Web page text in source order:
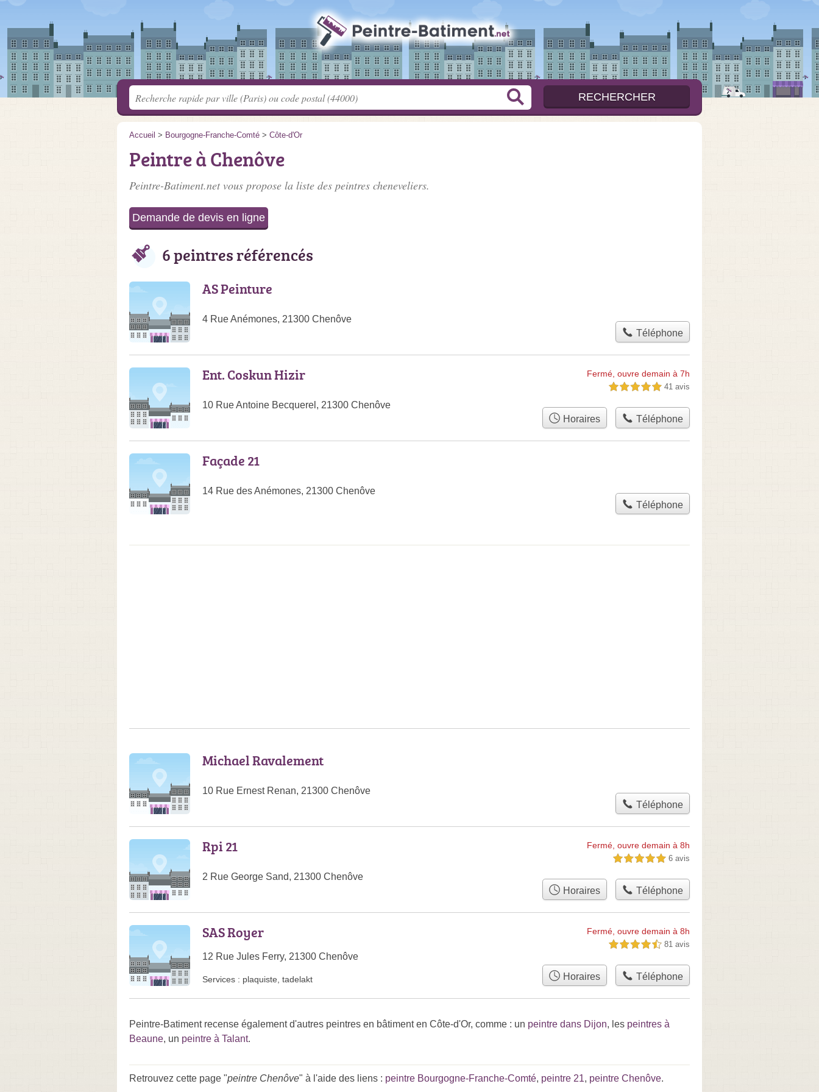
Accueil > Bourgogne-Franche-Comté > Côte-d'Or
Peintre à Chenôve
Peintre-Batiment.net vous propose la liste des peintres cheneveliers.
Demande de devis en ligne
6 peintres référencés
AS Peinture
4 Rue Anémones, 21300 Chenôve
Téléphone
Ent. Coskun Hizir
10 Rue Antoine Becquerel, 21300 Chenôve
Fermé, ouvre demain à 7h
5,0 étoiles sur 5 41 avis
Horaires Téléphone
Façade 21
14 Rue des Anémones, 21300 Chenôve
Téléphone
Michael Ravalement
10 Rue Ernest Renan, 21300 Chenôve
Téléphone
Rpi 21
2 Rue George Sand, 21300 Chenôve
Fermé, ouvre demain à 8h
5,0 étoiles sur 5 6 avis
Horaires Téléphone
SAS Royer
12 Rue Jules Ferry, 21300 Chenôve
Fermé, ouvre demain à 8h
4,5 étoiles sur 5 81 avis
Services : plaquiste tadelakt Horaires Téléphone
Peintre-Batiment recense également d'autres peintres en bâtiment en Côte-d'Or, comme : un peintre dans Dijon, les peintres à
Beaune, un peintre à Talant.
Retrouvez cette page "peintre Chenôve" à l'aide des liens : peintre Bourgogne-Franche-Comté, peintre 21, peintre Chenôve.